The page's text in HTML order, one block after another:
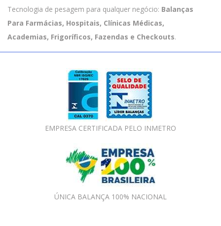
Tecnologia de pesagem para qualquer negócio: Balanças
Para Farmácias, Hospitais, Clínicas Médicas,
Academias, Frigoríficos, Fazendas e Checkouts.
EMPRESA CERTIFICADA PELO INMETRO
ÚNICA BALANÇA 100% NACIONAL